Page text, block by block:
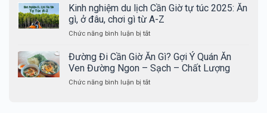
mặn
nổi
–
Vũng
Giá
lịch
chạy,
Phá
Đảo
Thạnh
An
Giờ
–
Góc
Yên
Kinh nghiệm du lịch Cần Giờ tự túc 2025: Ăn
gì, ở đâu, chơi gì từ A-Z
Chức năng bình luận bị tắtở
nghiệm
du
lịch
Cần
Đường Đi Cần Giờ Ăn Gì? Gợi Ý Quán Ăn
Ven Đường Ngon – Sạch – Chất Lượng
Chức năng bình luận bị tắtở